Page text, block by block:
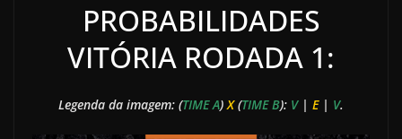
PROBABILIDADES
VITÓRIA RODADA 1:
Legenda da imagem: (TIME A)X(TIME B): V| E| V.